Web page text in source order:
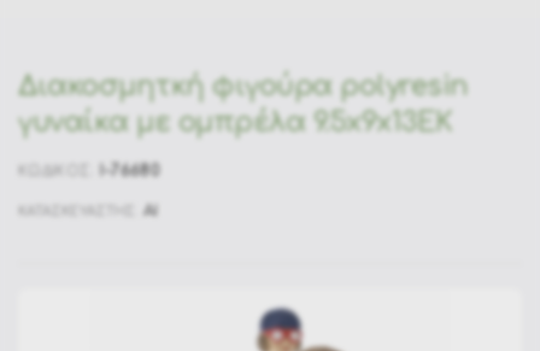
Διακοσμητκή φιγούρα polyresin
γυναίκα με ομπρέλα 9.5x9x13EK
I-76680
AI